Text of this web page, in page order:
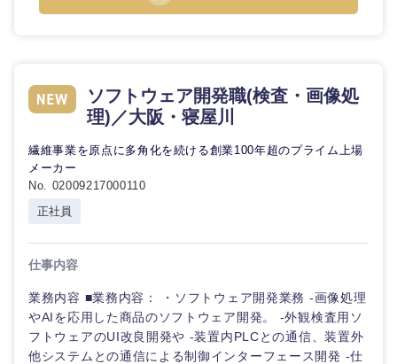
ソフトウェア開発職(検査・画像処
理)／大阪・寝屋川
繊維事業を原点に多角化を続ける創業100年超のプライム上場
メーカー
No. 02009217000110
正社員
仕事内容
業務内容 ■業務内容： ・ソフトウェア開発業務 -画像処理
やAIを応用した商品のソフトウェア開発。 -外観検査用ソ
フトウェアのUI改良開発や -装置内PLCとの通信、装置外
他システムとの通信による制御インターフェース開発 -仕